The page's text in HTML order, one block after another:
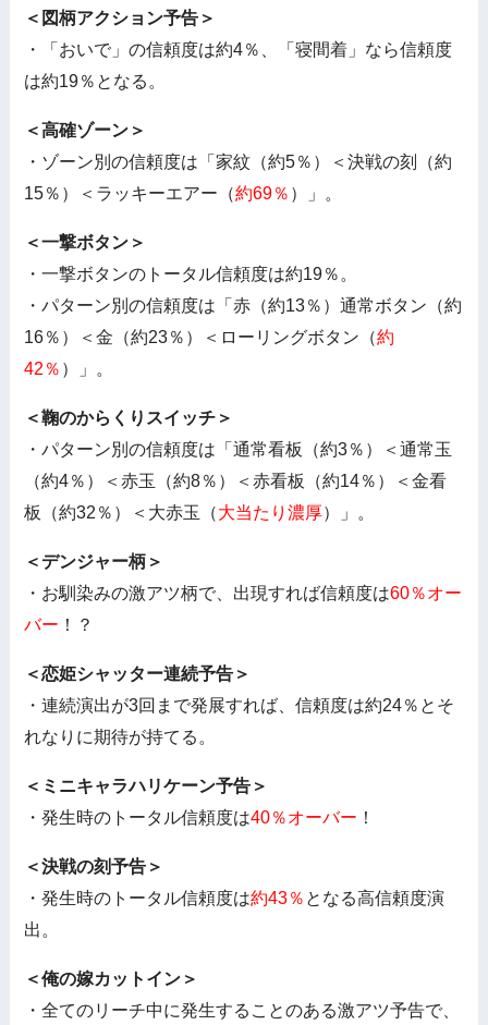
＜図柄アクション予告＞
・「おいで」の信頼度は約4％、「寝間着」なら信頼度
は約19％となる。
＜高確ゾーン＞
・ゾーン別の信頼度は「家紋（約5％）＜決戦の刻（約
15％）＜ラッキーエアー（約69％ ）」。
＜一撃ボタン＞
・一撃ボタンのトータル信頼度は約19％。
・パターン別の信頼度は「赤（約13％）通常ボタン（約
16％）＜金（約23％）＜ローリングボタン（約
42％ ）」。
＜鞠のからくりスイッチ＞
・パターン別の信頼度は「通常看板（約3％）＜通常玉
（約4％）＜赤玉（約8％）＜赤看板（約14％）＜金看
板（約32％）＜大赤玉（大当たり濃厚）」。
＜デンジャー柄＞
・お馴染みの激アツ柄で、出現すれば信頼度は60％オー
バー ！？
＜恋姫シャッター連続予告＞
・連続演出が3回まで発展すれば、信頼度は約24％とそ
れなりに期待が持てる。
＜ミニキャラハリケーン予告＞
・発生時のトータル信頼度は40％オーバー ！
＜決戦の刻予告＞
・発生時のトータル信頼度は約43％ となる高信頼度演
出。
＜俺の嫁カットイン＞
・全てのリーチ中に発生することのある激アツ予告で、